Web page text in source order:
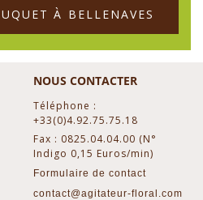
À BELLENAVES
NOUS CONTACTER
Téléphone :
+33(0)4.92.75.75.18
Fax : 0825.04.04.00 (N°
Indigo 0,15 Euros/min)
Formulaire de contact
contact@agitateur-floral.com